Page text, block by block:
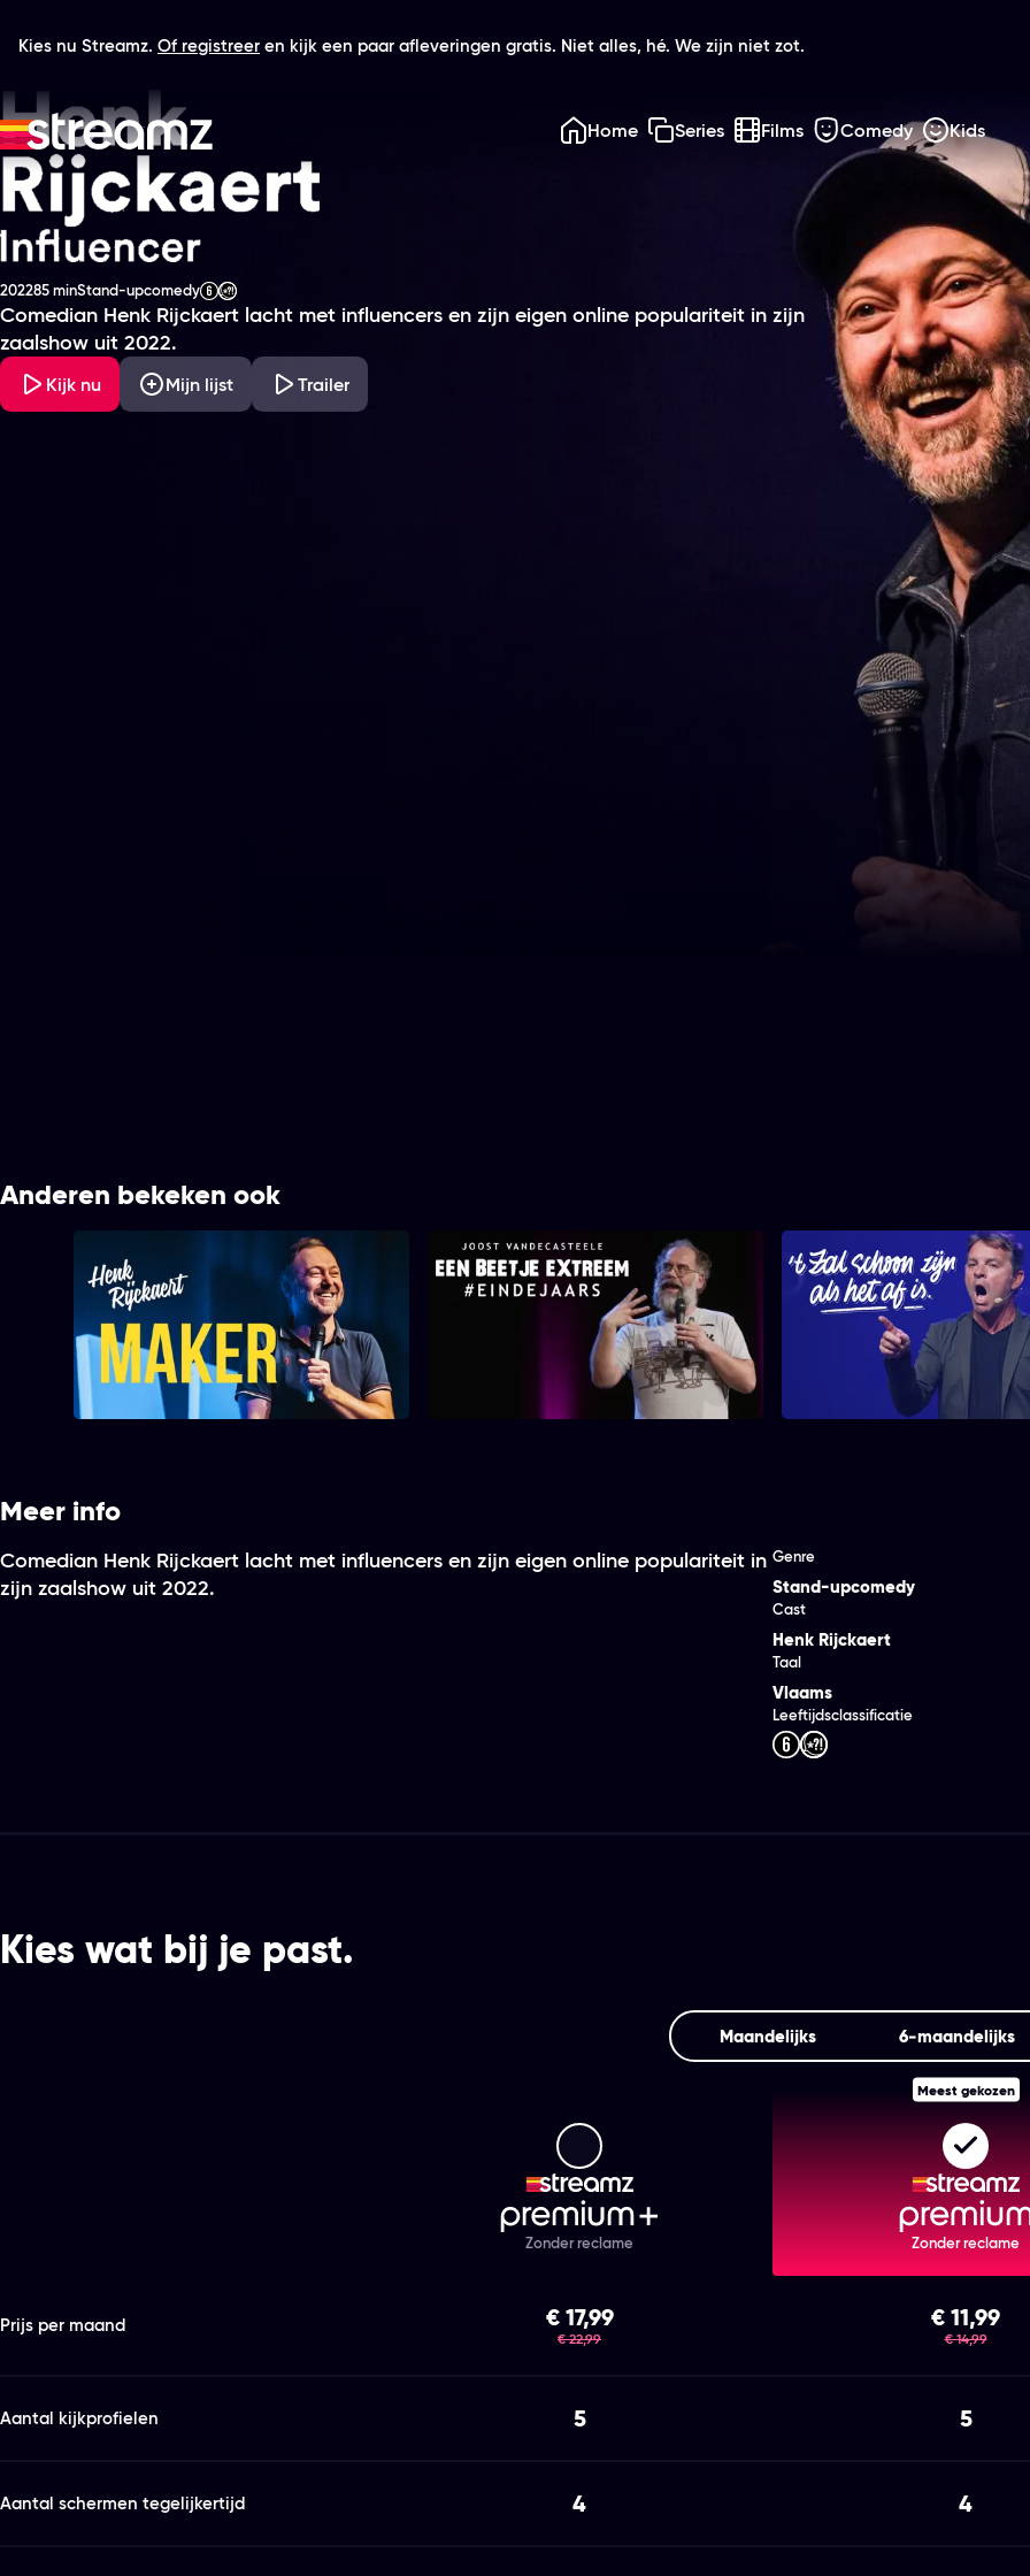
Kies nu Streamz. Of registreer en kijk een paar afleveringen gratis. Niet alles, hé. We zijn niet zot.
Home Series Films Comedy Kids
Henk Rijckaert - Influencer
Productiejaar
2022
Tijdsduur
85 min
Genre Stand-upcomedy
Leeftijdsclassificatie
Comedian Henk Rijckaert lacht met influencers en zijn eigen online populariteit in zijn
zaalshow uit 2022.
Kijk nu Mijn lijst Trailer
Anderen bekeken ook
Henk Rijckaert - Maker
Joost Vandecasteele -
#Eindejaars
Adriaan Van den Hoof
Schoon Zijn Als Het
Meer info
Comedian Henk Rijckaert lacht met influencers en zijn eigen online populariteit in
zijn zaalshow uit 2022.
Genre
Stand-upcomedy
Cast
Henk Rijckaert
Taal
Vlaams
Leeftijdsclassificatie
Kies wat bij je past.
Maandelijks 6‑maandelijks
Streamz Premium+
Zonder reclame
Meest gekozen
Zonder reclame
Prijs per maand € 17,99
was
€ 22,99
€ 11,99
was
€ 14,99
Aantal kijkprofielen 5 5
Aantal schermen tegelijkertijd 4 4